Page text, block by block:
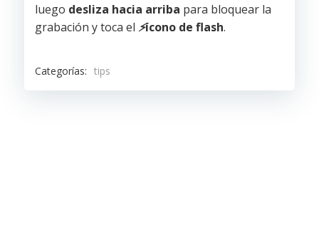
luego desliza hacia arriba para bloquear la
grabación y toca el ⚡ícono de flash.
Categorías: tips